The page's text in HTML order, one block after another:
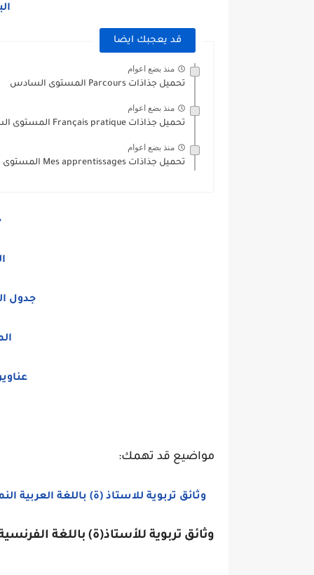
قد يعجبك ايضا
منذ بضع اعوام
تحميل جذاذات Parcours المستوى السادس
منذ بضع اعوام
تحميل جذاذات Français pratique المستوى السادس
منذ بضع اعوام
تحميل جذاذات Mes apprentissages المستوى السادس
جدول
مواضيع قد تهمك:
وثائق تربوية للاستاذ (ة) باللغة العربية
وثائق تربوية للأستاذ(ة) باللغة